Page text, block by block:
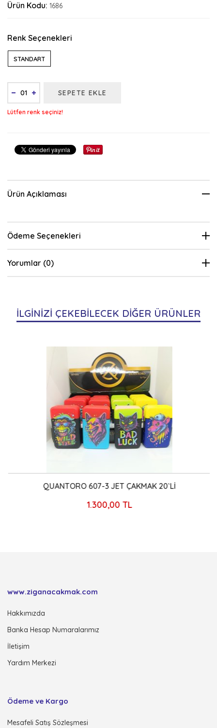
Ürün Kodu: 1686
Renk Seçenekleri
STANDART
SEPETE EKLE
Lütfen renk seçiniz!
Ürün Açıklaması
Ödeme Seçenekleri
Yorumlar (0)
İLGİNİZİ ÇEKEBİLECEK DİĞER ÜRÜNLER
QUANTORO 607-3 JET ÇAKMAK 20`Lİ
1.300,00 TL
www.ziganacakmak.com
Hakkımızda
Banka Hesap Numaralarımız
İletişim
Yardım Merkezi
Ödeme ve Kargo
Mesafeli Satış Sözleşmesi